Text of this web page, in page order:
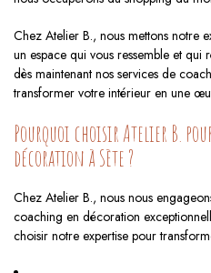
Chez Atelier B., nous mettons notre
un espace qui vous ressemble et
dès maintenant nos services de
transformer votre intérieur en une
Pourquoi choisir Atelier B.
décoration à Sète ?
Chez Atelier B., nous nous
coaching en décoration
choisir notre expertise pour